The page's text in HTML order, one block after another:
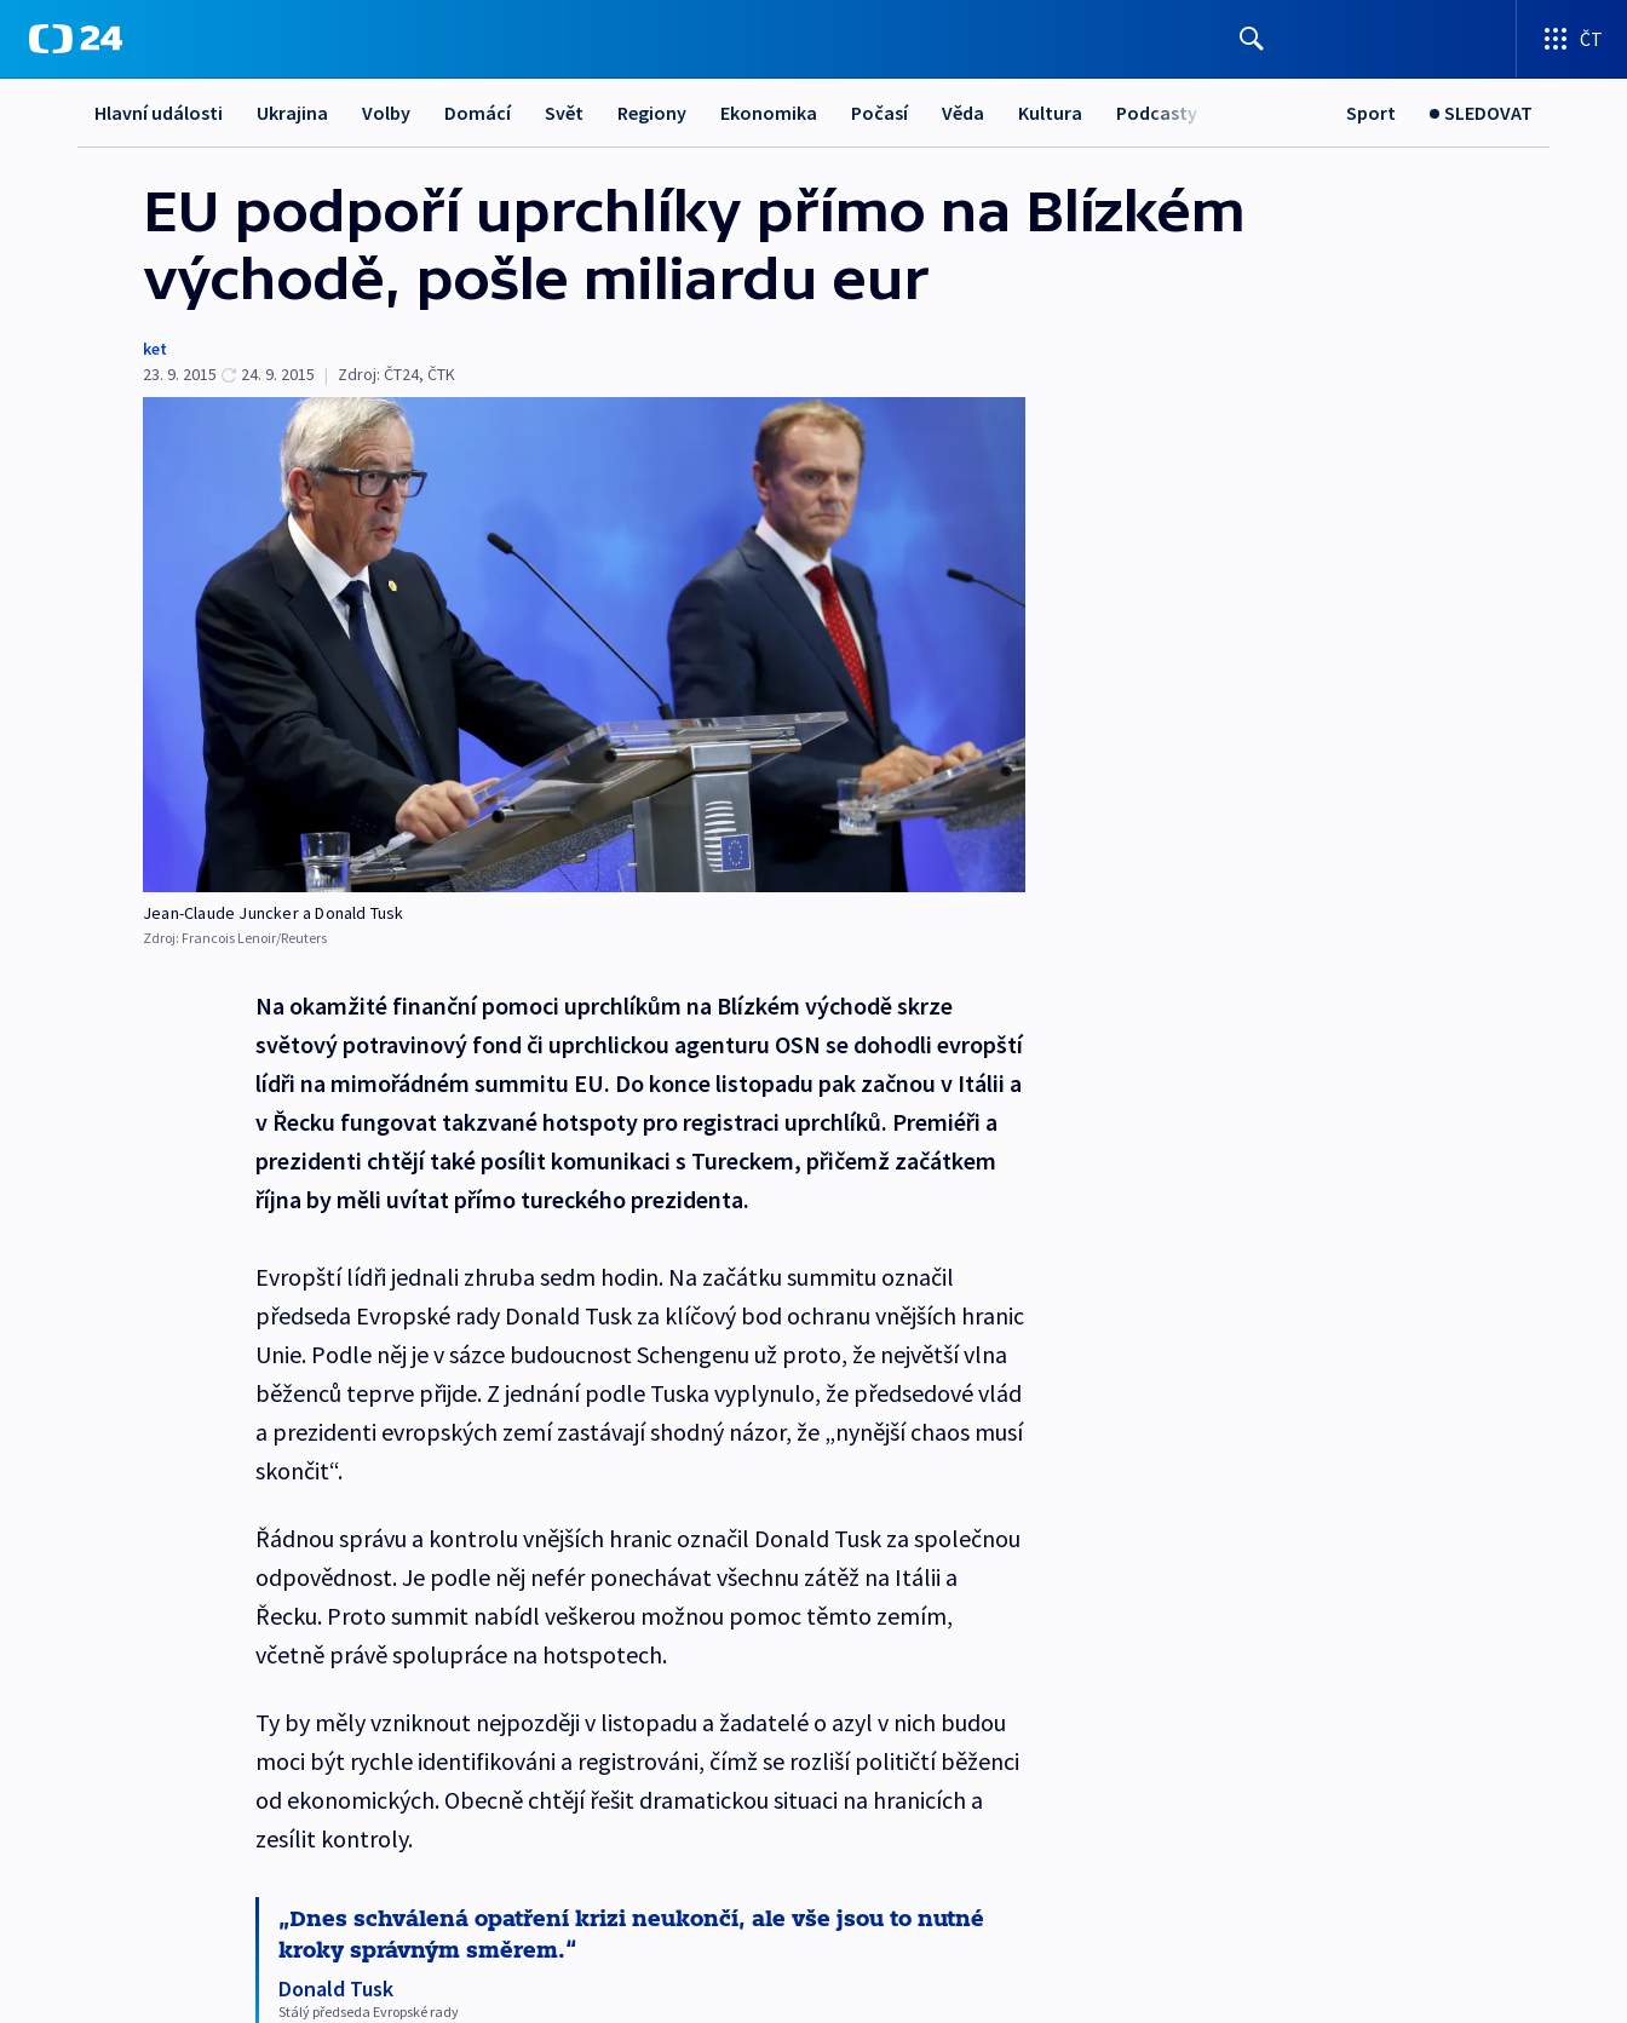
ČT
Hlavní události Ukrajina Volby Domácí Svět Regiony Ekonomika Počasí Věda Kultura Podcasty Sport SLEDOVAT
EU podpoří uprchlíky přímo na Blízkém
východě, pošle miliardu eur
ket
23. 9. 2015
24. 9. 2015 | Zdroj: ČT24, ČTK
Jean-Claude Juncker a Donald Tusk
Zdroj: Francois Lenoir/Reuters
Na okamžité finanční pomoci uprchlíkům na Blízkém východě skrze
světový potravinový fond či uprchlickou agenturu OSN se dohodli evropští
lídři na mimořádném summitu EU. Do konce listopadu pak začnou v Itálii a
v Řecku fungovat takzvané hotspoty pro registraci uprchlíků. Premiéři a
prezidenti chtějí také posílit komunikaci s Tureckem, přičemž začátkem
října by měli uvítat přímo tureckého prezidenta.
Evropští lídři jednali zhruba sedm hodin. Na začátku summitu označil
předseda Evropské rady Donald Tusk za klíčový bod ochranu vnějších hranic
Unie. Podle něj je v sázce budoucnost Schengenu už proto, že největší vlna
běženců teprve přijde. Z jednání podle Tuska vyplynulo, že předsedové vlád
a prezidenti evropských zemí zastávají shodný názor, že „nynější chaos musí
skončit“.
Řádnou správu a kontrolu vnějších hranic označil Donald Tusk za společnou
odpovědnost. Je podle něj nefér ponechávat všechnu zátěž na Itálii a
Řecku. Proto summit nabídl veškerou možnou pomoc těmto zemím,
včetně právě spolupráce na hotspotech.
Ty by měly vzniknout nejpozději v listopadu a žadatelé o azyl v nich budou
moci být rychle identifikováni a registrováni, čímž se rozliší političtí běženci
od ekonomických. Obecně chtějí řešit dramatickou situaci na hranicích a
zesílit kontroly.
Dnes schválená opatření krizi neukončí, ale vše jsou to nutné
kroky správným směrem.
Donald Tusk
Stálý předseda Evropské rady